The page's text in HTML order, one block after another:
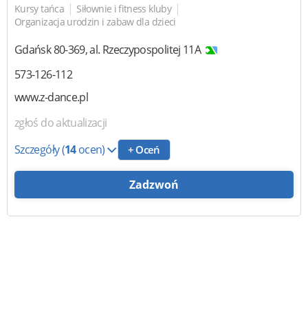
Kursy tańca | Siłownie i fitness kluby |
Organizacja urodzin i zabaw dla dzieci
Gdańsk80-369,al. Rzeczypospolitej 11A
573-126-112
www.z-dance.pl
zgłoś do aktualizacji
Szczegóły(14ocen) + Oceń
Zadzwoń